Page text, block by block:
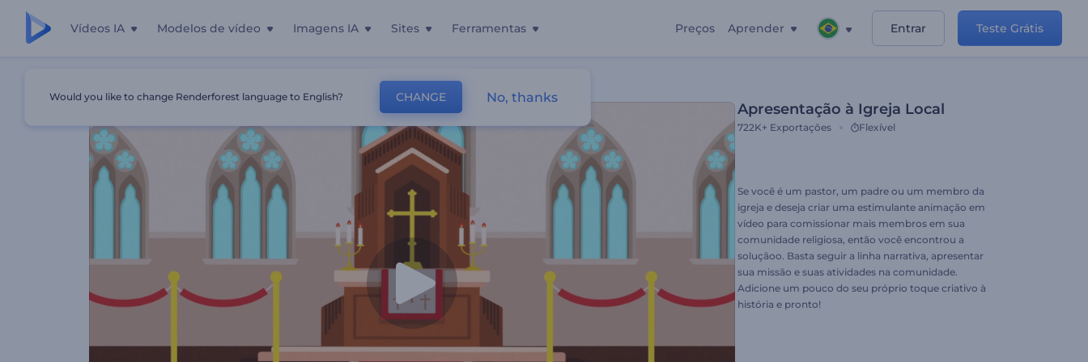
Vídeos IA Modelos de vídeo Imagens IA Sites Ferramentas Preços Aprender Entrar Teste Grátis
Apresentação à Igreja Local
722K+ Exportações Flexível
Se você é um pastor, um padre ou um membro da
igreja e deseja criar uma estimulante animação em
vídeo para comissionar mais membros em sua
comunidade religiosa, então você encontrou a
soluçãoo. Basta seguir a linha narrativa, apresentar
sua missão e suas atividades na comunidade.
Adicione um pouco do seu próprio toque criativo à
história e pronto!
Would you like to change Renderforest language to English? CHANGE No, thanks